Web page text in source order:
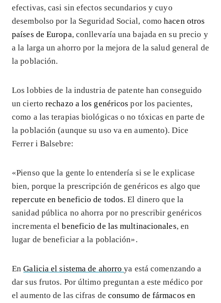
efectivas, casi sin efectos secundarios y cuyo
desembolso por la Seguridad Social, comohacen otros
países de Europa, conllevaría una bajada en su precio y
a la larga un ahorro por la mejora de la salud general de
la población.
Los lobbies de la industria de patente han conseguido
un ciertorechazo a los genéricospor los pacientes,
como a las terapias biológicas o no tóxicas en parte de
la población (aunque su uso va en aumento). Dice
Ferrer i Balsebre:
«Pienso que la gente lo entendería si se le explicase
bien, porque la prescripción de genéricos es algo que
repercute en beneficio de todos. El dinero que la
sanidad pública no ahorra por no prescribir genéricos
incrementa elbeneficio de las multinacionales, en
lugar de beneficiar a la población».
EnGalicia el sistema de ahorroya está comenzando a
dar sus frutos. Por último preguntan a este médico por
el aumento de las cifras de consumo de fármacos en